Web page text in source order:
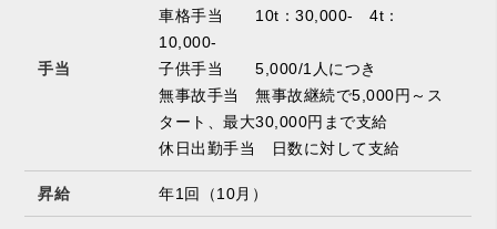
手当
車格手当 10t：30,000- 4t：
10,000-
子供手当 5,000/1人につき
無事故手当 無事故継続で5,000円～ス
タート、最大30,000円まで支給
休日出勤手当 日数に対して支給
昇給 年1回（10月）